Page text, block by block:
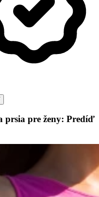
prsia pre ženy: Predíď